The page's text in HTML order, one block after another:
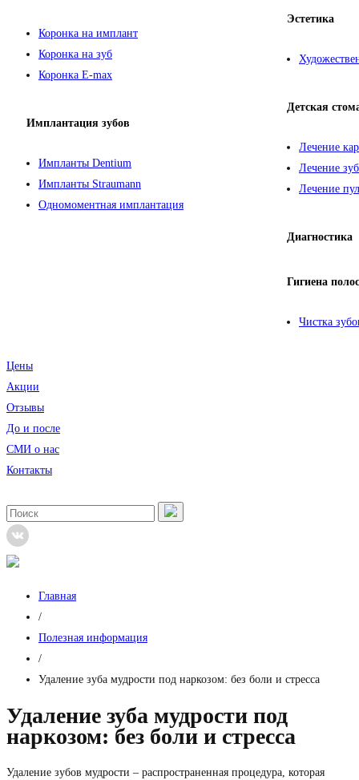
Коронка на имплант
Коронка на зуб
Коронка E-max
Имплантация зубов
Импланты Dentium
Импланты Straumann
Одномоментная имплантация
Эстетика
Детская
Лечение
Лечение
Лечение
Диагностика
Гигиена
Чистка
Цены
Акции
Отзывы
До и после
CМИ о нас
Контакты
Главная
/
Полезная информация
/
Удаление зуба мудрости под наркозом: без боли и стресса
Удаление зуба мудрости под
наркозом: без боли и стресса
Удаление зубов мудрости – распространенная процедура, которая